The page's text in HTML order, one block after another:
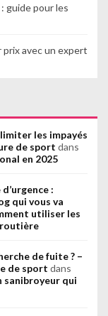
guide pour les
avec un expert
les impayés
de sport dans
en 2025
:
qui vous va
utiliser les
de fuite ? –
de sport dans
sanibroyeur qui